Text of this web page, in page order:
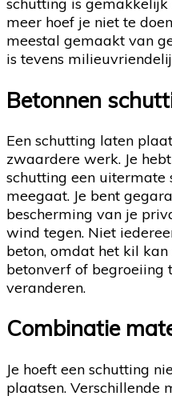
schutting is
meer hoef je niet te
meestal gemaakt van
is tevens
Betonnen
Een schutting laten
zwaardere werk. Je
schutting een uitermate
meegaat. Je bent
bescherming van je
wind tegen. Niet
beton, omdat het kil
betonverf of begroeiing
veranderen.
Combinatie
Je hoeft een schutting
plaatsen. Verschillende